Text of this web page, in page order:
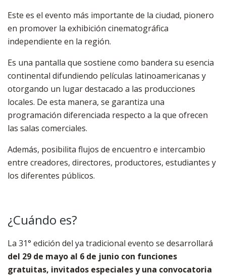
Este es el evento más importante de la ciudad, pionero
en promover la exhibición cinematográfica
independiente en la región.
Es una pantalla que sostiene como bandera su esencia
continental difundiendo películas latinoamericanas y
otorgando un lugar destacado a las producciones
locales. De esta manera, se garantiza una
programación diferenciada respecto a la que ofrecen
las salas comerciales.
Además, posibilita flujos de encuentro e intercambio
entre creadores, directores, productores, estudiantes y
los diferentes públicos.
¿Cuándo es?
La 31° edición del ya tradicional evento se desarrollará
del 29 de mayo al 6 de junio con funciones
gratuitas, invitados especialesy una convocatoria